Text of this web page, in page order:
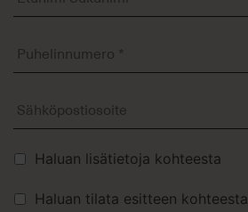
*
*
Lisävalinnat
Haluan lisätietoja kohteesta
Haluan tilata esitteen kohteesta